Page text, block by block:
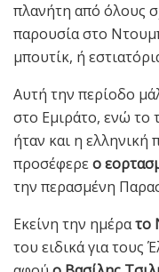
πλανήτη από όλους
παρουσία στο
μπουτίκ, ή
Αυτή την περίοδο
στο Εμιράτο, ενώ το
ήταν και η ελληνική
προσέφερεο
την περασμένη
Εκείνη την ημέρατο
του ειδικά για τους